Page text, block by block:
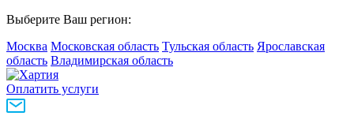
Выберите Ваш регион:
Москва Московская область Тульская область Ярославская
область Владимирская область
Оплатить услуги